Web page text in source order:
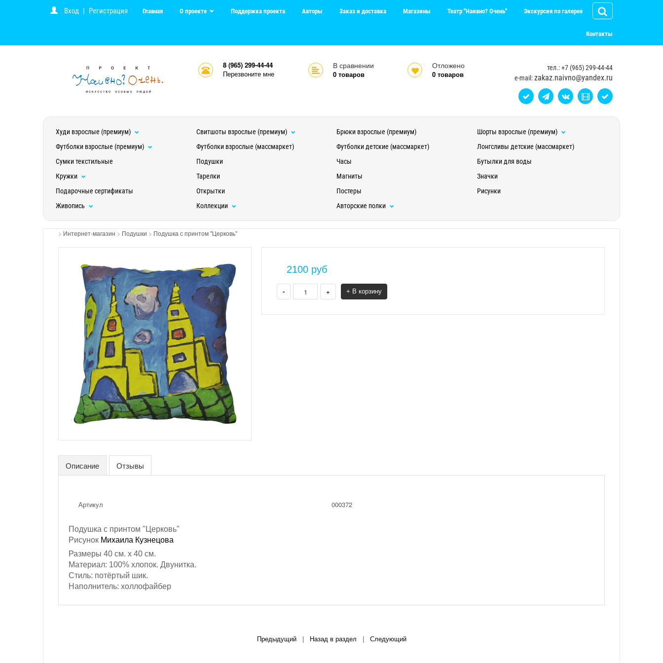
Вход | Регистрация Главная О проекте Поддержка проекта Авторы Заказ и доставка Магазины Театр "Наивно? Очень" Экскурсия по галерее
Контакты
8 (965) 299-44-44
Перезвоните мне
В сравнении
0товаров
Отложено
0 товаров
тел.: +7 (965) 299-44-44
e-mail:zakaz.naivno@yandex.ru
Худи взрослые (премиум) Свитшоты взрослые (премиум) Брюки взрослые (премиум)
Шорты взрослые (премиум)
Футболки взрослые (премиум)
Футболки взрослые (массмаркет) Футболки детские (массмаркет)
Лонгсливы детские (массмаркет)
Сумки текстильные
Подушки Часы
Бутылки для воды
Кружки
Тарелки Магниты
Значки
Подарочные сертификаты
Открытки Постеры
Рисунки
Живопись
Коллекции Авторские полки
> Интернет-магазин > Подушки > Подушка с принтом "Церковь"
2100 руб
- + + В корзину
Описание Отзывы
Артикул 000372
Подушка с принтом "Церковь"
Рисунок Михаила Кузнецова
Размеры 40 см. х 40 см.
Материал: 100% хлопок. Двунитка.
Стиль: потёртый шик.
Наполнитель: холлофайбер
Предыдущий| Назад в раздел Следующий